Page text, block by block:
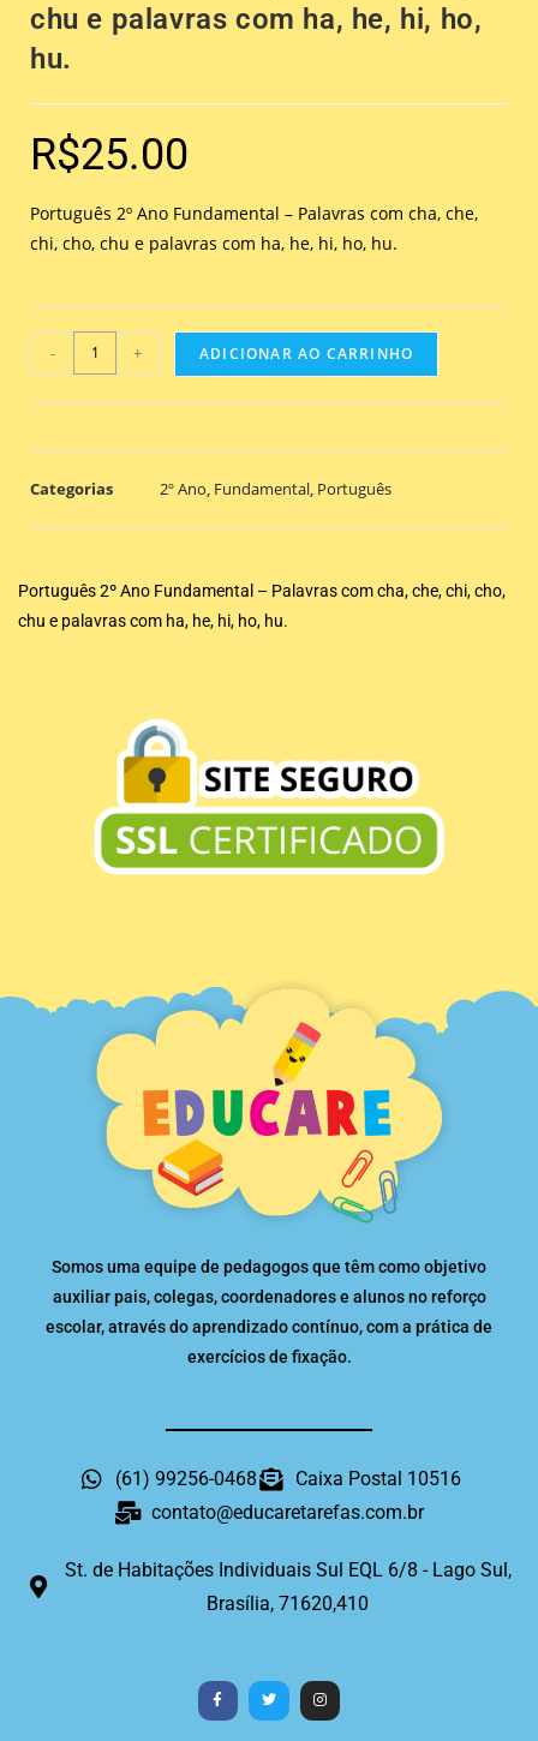
chu e palavras com ha, he, hi, ho,
hu.
R$25.00
Português 2º Ano Fundamental – Palavras com cha, che,
chi, cho, chu e palavras com ha, he, hi, ho, hu.
- + ADICIONAR AO CARRINHO
Categorias 2º Ano, Fundamental, Português
Português 2º Ano Fundamental – Palavras com cha, che, chi, cho,
chu e palavras com ha, he, hi, ho, hu.
Somos uma equipe de pedagogos que têm como objetivo
auxiliar pais, colegas, coordenadores e alunos no reforço
escolar, através do aprendizado contínuo, com a prática de
exercícios de fixação.
(61) 99256-0468
Caixa Postal 10516
contato@educaretarefas.com.br
St. de Habitações Individuais Sul EQL 6/8 - Lago Sul,
Brasília, 71620,410